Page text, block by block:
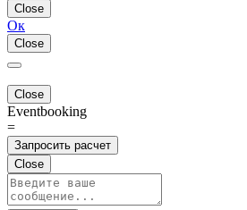
Close
Ок
Close
Close
Eventbooking
=
Запросить расчет
Close